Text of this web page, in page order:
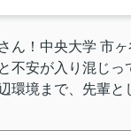
ん！中央大学 市
不安が入り混じ
環境まで、先輩